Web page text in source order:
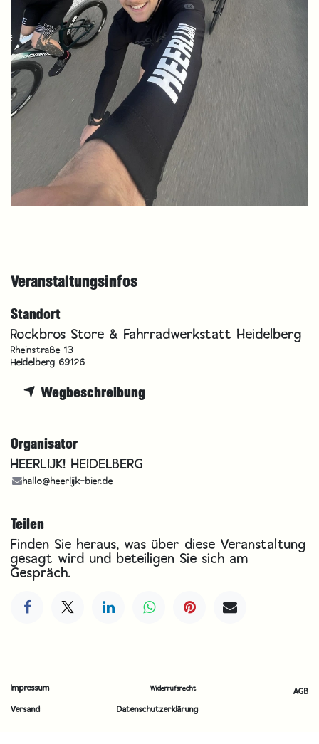
Veranstaltungsinfos
Standort
Rockbros Store & Fahrradwerkstatt Heidelberg
Rheinstraße 13
Heidelberg 69126
Wegbeschreibung
Organisator
HEERLIJK! HEIDELBERG
hallo@heerlijk-bier.de
Teilen
Finden Sie heraus, was über diese Veranstaltung
gesagt wird und beteiligen Sie sich am
Gespräch.
Impressum
Versand
Widerrufsrecht
Datenschutzerklärung
AGB